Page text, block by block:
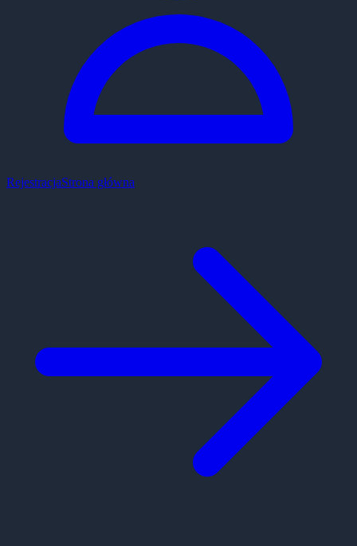
RejestracjaStrona główna